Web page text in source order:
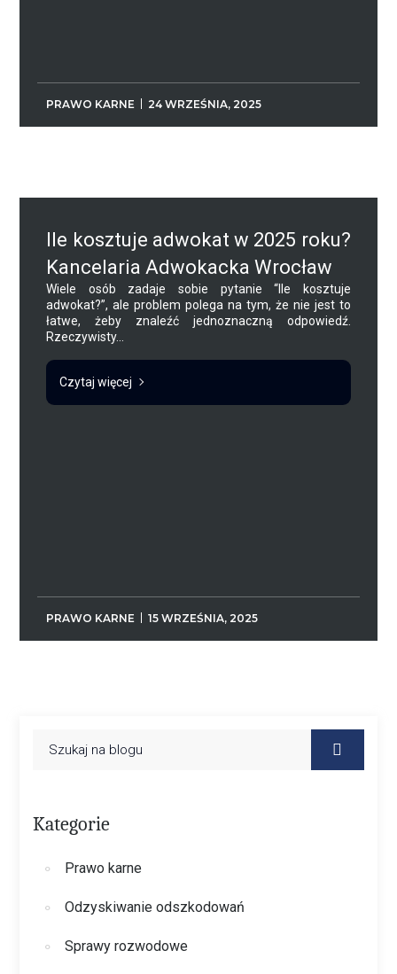
PRAWO KARNE 24 WRZEŚNIA, 2025
Ile kosztuje adwokat w 2025 roku?
Kancelaria Adwokacka Wrocław
Wiele osób zadaje sobie pytanie “Ile kosztuje
adwokat?”, ale problem polega na tym, że nie jest to
łatwe, żeby znaleźć jednoznaczną odpowiedź.
Rzeczywisty...
Czytaj więcej
PRAWO KARNE 15 WRZEŚNIA, 2025
Kategorie
Prawo karne
Odzyskiwanie odszkodowań
Sprawy rozwodowe